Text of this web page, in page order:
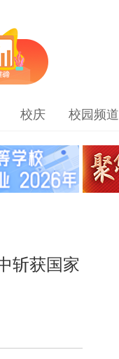
校庆 校园频道
斩获国家